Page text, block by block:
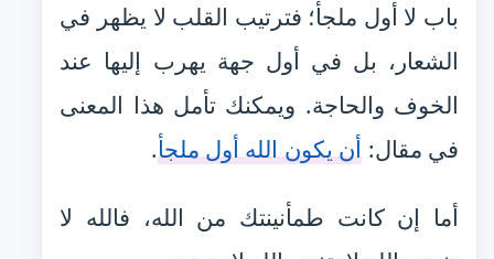
باب لا أول ملجأ؛ فترتيب القلب لا يظهر في
الشعار، بل في أول جهة يهرب إليها عند
الخوف والحاجة. ويمكنك تأمل هذا المعنى
في مقال: أن يكون الله أول ملجأ.
أما إن كانت طمأنينتك من الله، فالله لا